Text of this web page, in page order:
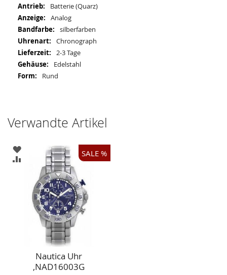
Batterie (Quarz)
Analog
silberfarben
Chronograph
2-3 Tage
Edelstahl
Rund
Verwandte Artikel
SALE %
ZUR
WUNSCHLISTE
HINZUFÜGEN
ZUR
VERGLEICHSLISTE
HINZUFÜGEN
Nautica Uhr
,NAD16003G